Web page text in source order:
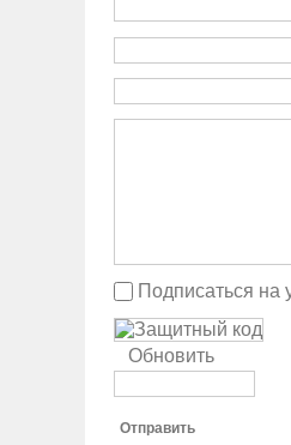
Подписаться
Обновить
Отправить